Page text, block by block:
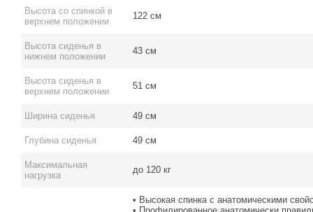
Высота со спинкой в ​​
верхнем положении
122 см
Высота сиденья в
нижнем положении
43 см
Высота сиденья в
верхнем положении
51 см
Ширина сиденья 49 см
Глубина сиденья 49 см
Максимальная
нагрузка
до 120 кг
• Высокая спинка с анатомическими